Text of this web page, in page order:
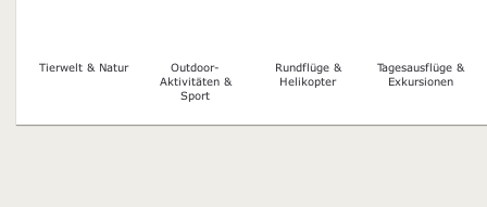
Tierwelt & Natur
Outdoor-
Aktivitäten &
Sport
Rundflüge &
Helikopter
Tagesausflüge &
Exkursionen